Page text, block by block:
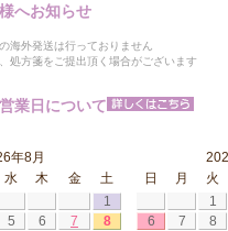
へお知らせ
海外発送は行っておりません
処方箋をご提出頂く場合がございます
業日について
年8月
水 木 金
土
1
5 6 7
8
日
月 火
1
6
7 8